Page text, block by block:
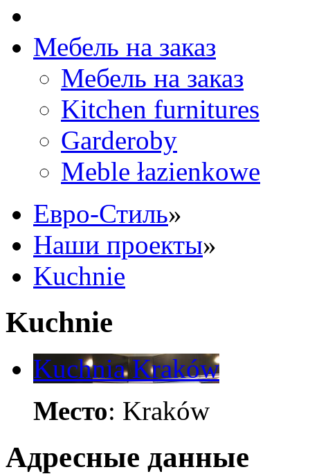
Мебель на заказ
Мебель на заказ
Kitchen furnitures
Garderoby
Meble łazienkowe
Eвро-Стиль»
Наши проекты»
Kuchnie
Kuchnie
Kuchnia Kraków
Место: Kraków
Адресные данные